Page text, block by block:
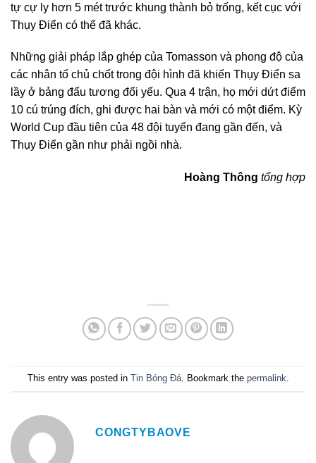
tự cự ly hơn 5 mét trước khung thành bỏ trống, kết cục với
Thụy Điển có thể đã khác.
Những giải pháp lắp ghép của Tomasson và phong độ của
các nhân tố chủ chốt trong đội hình đã khiến Thụy Điển sa
lầy ở bảng đấu tương đối yếu. Qua 4 trận, họ mới dứt điểm
10 cú trúng đích, ghi được hai bàn và mới có một điểm. Kỳ
World Cup đầu tiên của 48 đội tuyển đang gần đến, và
Thụy Điển gần như phải ngồi nhà.
Hoàng Thông tổng hợp
This entry was posted in Tin Bóng Đá. Bookmark the permalink.
CONGTYBAOVE